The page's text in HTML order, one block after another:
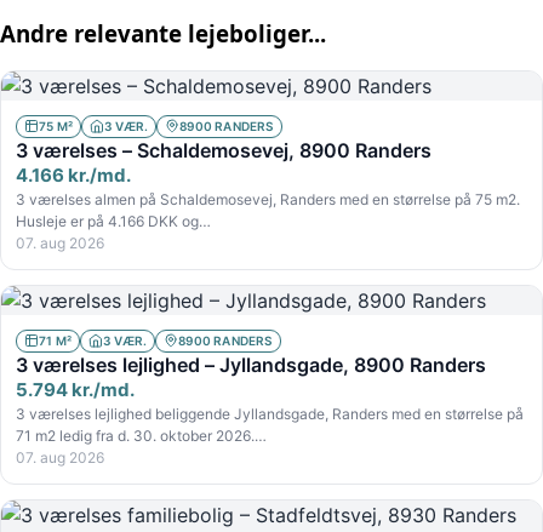
Andre relevante lejeboliger...
75 M² 3 VÆR. 8900 RANDERS
3 værelses – Schaldemosevej, 8900 Randers
4.166 kr./md.
3 værelses almen på Schaldemosevej, Randers med en størrelse på 75 m2.
Husleje er på 4.166 DKK og…
07. aug 2026
71 M² 3 VÆR. 8900 RANDERS
3 værelses lejlighed – Jyllandsgade, 8900 Randers
5.794 kr./md.
3 værelses lejlighed beliggende Jyllandsgade, Randers med en størrelse på
71 m2 ledig fra d. 30. oktober 2026.…
07. aug 2026